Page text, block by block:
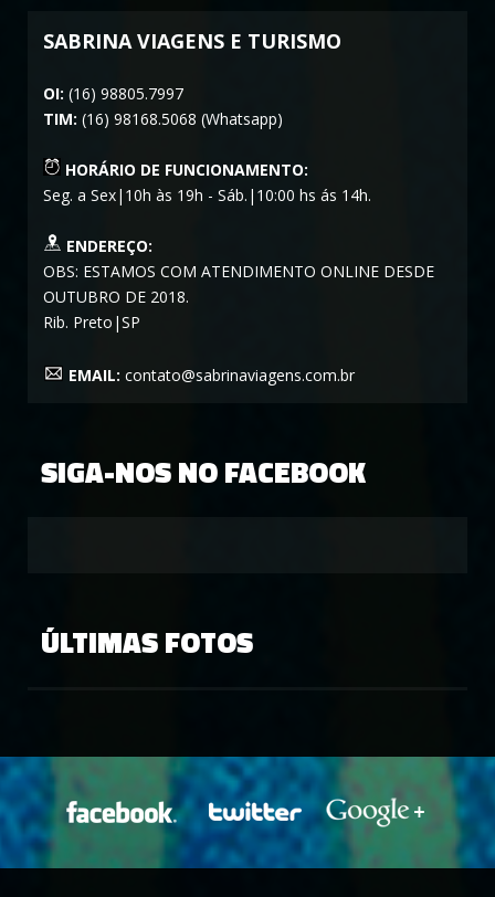
SABRINA VIAGENS E TURISMO
OI: (16) 98805.7997
TIM: (16) 98168.5068 (Whatsapp)
HORÁRIO DE FUNCIONAMENTO:
Seg. a Sex|10h às 19h - Sáb.|10:00 hs ás 14h.
ENDEREÇO:
OBS: ESTAMOS COM ATENDIMENTO ONLINE DESDE
OUTUBRO DE 2018.
Rib. Preto|SP
EMAIL: contato@sabrinaviagens.com.br
SIGA-NOS NO FACEBOOK
ÚLTIMAS FOTOS